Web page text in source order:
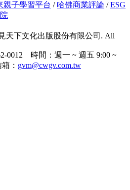
親子學習平台 / 哈佛商業評論 /ESG
天下文化出版股份有限公司. All
0012 時間：週一 ~ 週五 9:00 ~
： gvm@cwgv.com.tw